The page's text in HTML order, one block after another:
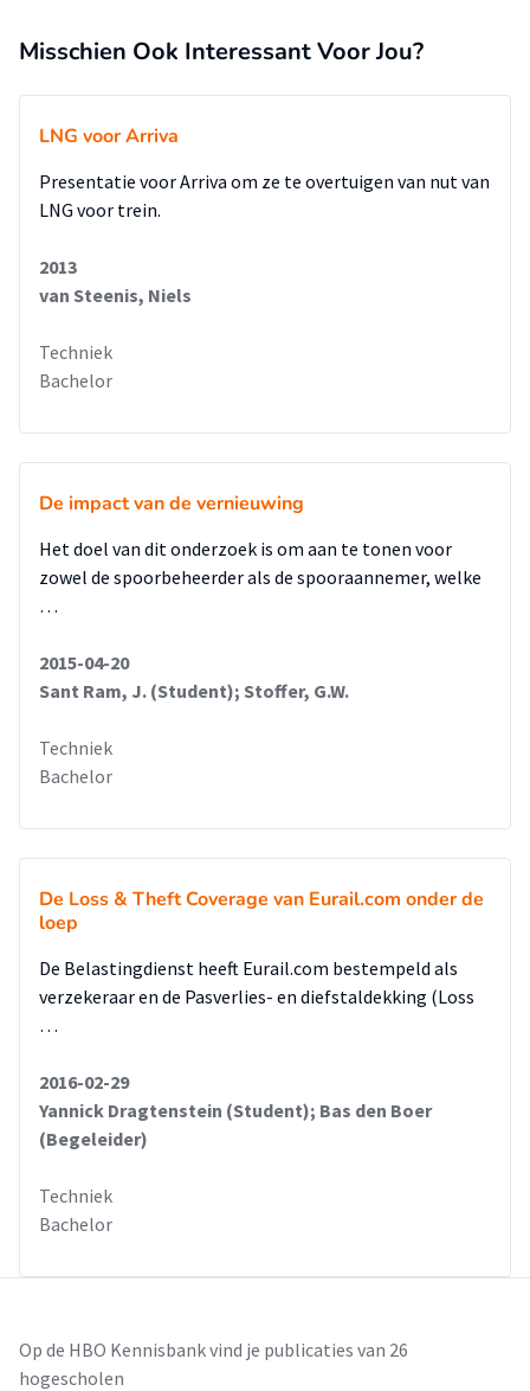
voldoet. Ook zijn de varianten met elkaar vergeleken om zo
maken.
Vervolgstudies kunnen het literatuur- en
circulair
ontwerp. De variantenstudie met keuzematrix is een goede
voor een circulair kunstwerk.
Misschien Ook Interessant Voor Jou?
LNG voor Arriva
Presentatie voor Arriva om ze te overtuigen van nut van
LNG voor trein.
2013
van Steenis, Niels
Techniek
Bachelor
De impact van de vernieuwing
Het doel van dit onderzoek is om aan te tonen voor
zowel de spoorbeheerder als de spooraannemer, welke
…
2015-04-20
Sant Ram, J. (Student); Stoffer, G.W.
Techniek
Bachelor
De Loss & Theft Coverage van Eurail.com onder de
loep
De Belastingdienst heeft Eurail.com bestempeld als
verzekeraar en de Pasverlies- en diefstaldekking (Loss
…
2016-02-29
Yannick Dragtenstein (Student); Bas den Boer
(Begeleider)
Techniek
Bachelor
Op de HBO Kennisbank vind je publicaties van 26
hogescholen